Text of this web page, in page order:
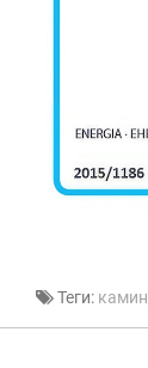
Теги: камин